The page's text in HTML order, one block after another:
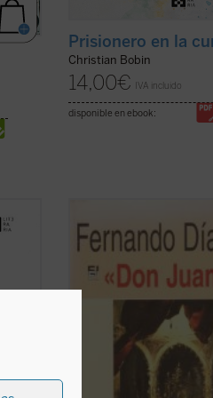
Prisionero en la
Christian Bobin
14,00€ IVA incluido
disponible en ebook:
Éste no es «un libro más»
Juan. Es un estudio sobre
y juzgaron ---cada uno en
sus diferentes «padres»,
«Galán» hasta la versión
personaje da otro gallego
(ver ficha)